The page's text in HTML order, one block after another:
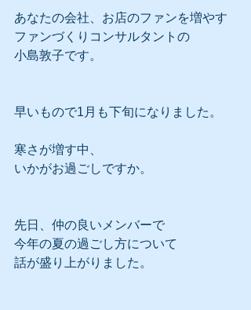
あなたの会社、お店のファンを増やす
ファンづくりコンサルタントの
小島敦子です。
早いもので1月も下旬になりました。
寒さが増す中、
いかがお過ごしですか。
先日、仲の良いメンバーで
今年の夏の過ごし方について
話が盛り上がりました。